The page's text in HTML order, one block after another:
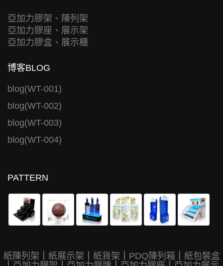
亞加力膠架、陳列架
亞加力膠座、展示架
亞加力膠盒、展示櫃
博客BLOG
blog(WT-001)
blog(WT-002)
blog(WT-003)
blog(WT-004)
PATTERN
紙陳列架 紙展示架 紙貨架 PDQ陳列箱
紙包裝盒